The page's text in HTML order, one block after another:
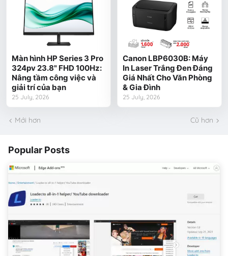
Màn hình HP Series 3 Pro
324pv 23.8" FHD 100Hz:
Nâng tầm công việc và
giải trí của bạn
25 July, 2026
Canon LBP6030B: Máy
In Laser Trắng Đen Đáng
Giá Nhất Cho Văn Phòng
& Gia Đình
25 July, 2026
Mới hơn Cũ hơn
Popular Posts